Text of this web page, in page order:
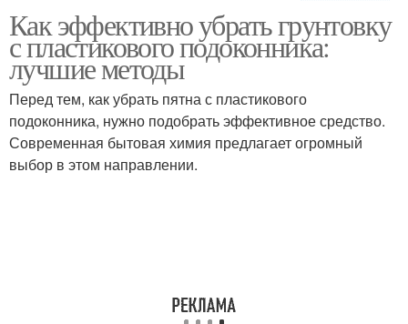
Грунтовки с
подоконника
Как эффективно убрать грунтовку
с пластикового подоконника:
лучшие методы
Перед тем, как убрать пятна с пластикового
подоконника, нужно подобрать эффективное средство.
Современная бытовая химия предлагает огромный
выбор в этом направлении.